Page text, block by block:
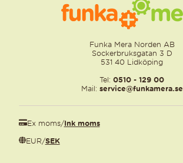
Funka Mera Norden AB
Sockerbruksgatan 3 D
531 40 Lidköping
Tel: 0510 - 129 00
Mail: service@funkamera.se
Ex moms/Ink moms
EUR/SEK